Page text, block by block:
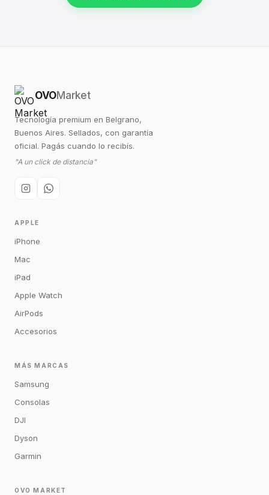
OVOMarket
Tecnología premium en Belgrano,
Buenos Aires. Sellados, con garantía
oficial. Pagás cuando lo recibís.
"A un click de distancia"
APPLE
iPhone
Mac
iPad
Apple Watch
AirPods
Accesorios
MÁS MARCAS
Samsung
Consolas
DJI
Dyson
Garmin
OVO MARKET